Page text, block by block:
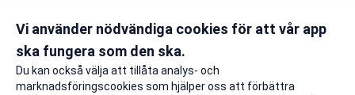
Gäller även på redan prissänkta
Till rabatten
+ 20 GB
Vi använder nödvändiga cookies för att vår app
ska fungera som den ska.
Du kan också välja att tillåta analys- och
marknadsföringscookies som hjälper oss att förbättra